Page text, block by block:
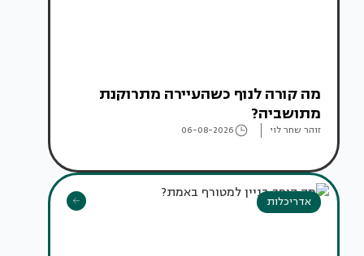
מה קורה לנוף כשהעיירה מתרוקנת
מתושביה?
זוהר שחר לוי 06-08-2026
אדריכלות